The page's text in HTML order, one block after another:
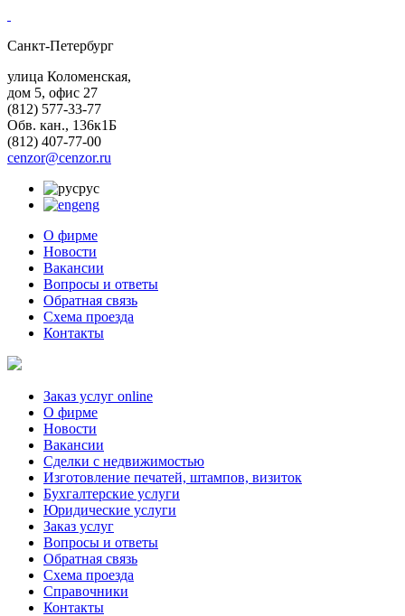
Санкт-Петербург
улица Коломенская,
дом 5, офис 27
(812) 577-33-77
Обв. кан., 136к1Б
(812) 407-77-00
cenzor@cenzor.ru
рус
eng
О фирме
Новости
Вакансии
Вопросы и ответы
Обратная связь
Схема проезда
Контакты
Заказ услуг online
О фирме
Новости
Вакансии
Сделки с недвижимостью
Изготовление печатей, штампов, визиток
Бухгалтерские услуги
Юридические услуги
Заказ услуг
Вопросы и ответы
Обратная связь
Схема проезда
Справочники
Контакты